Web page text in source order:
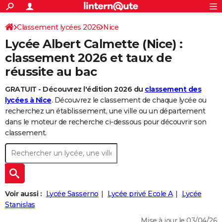
ACTUALITÉS
Politique
Société
Faits Divers
Education
Monde
Villes
+
SPORT
Coupe du monde 2026
Football
Tennis
Cyclisme
Rugby
Forum
CULTURE
Programme TV
TNT
Streaming
Cinéma
Sorties cinéma
Musique
+
FINANCE
Retraite
Impôts
Epargne
Immobilier
Risques naturels par ville
Banque
Assurance
Crédit
AUTO
Essais
Réserver un essai
Citadines
Berlines
SUV
Forum auto
+
HIGH-TECH
Mobiles
Meilleur smartphone
Internet
Ordinateurs
Jeux vidéo
Guide high-tech
+
BRICOLAGE
Forum
Aménagement intérieur
Extérieur
Cuisine
Salle de bains
Jardinage
Rangement
WEEK-END
Guides de France
Escapades
Patrimoine
Expositions
Musées
Week-end nature
+LIFESTYLE
Art de vivre
Bien-être
Loisirs
Mode
Modes de vie
+SANTE
S'inscrire
Connexion
Classement lycées 2026 Nice
Lycée Albert Calmette (Nice) :
classement 2026 et taux de
réussite au bac
GRATUIT - Découvrez l'édition 2026 du classement des
lycées à Nice. Découvrez le classement de chaque lycée ou
recherchez un établissement, une ville ou un département
dans le moteur de recherche ci-dessous pour découvrir son
classement.
Voir aussi : Lycée Sasserno Lycée privé Ecole A
Lycée
Stanislas